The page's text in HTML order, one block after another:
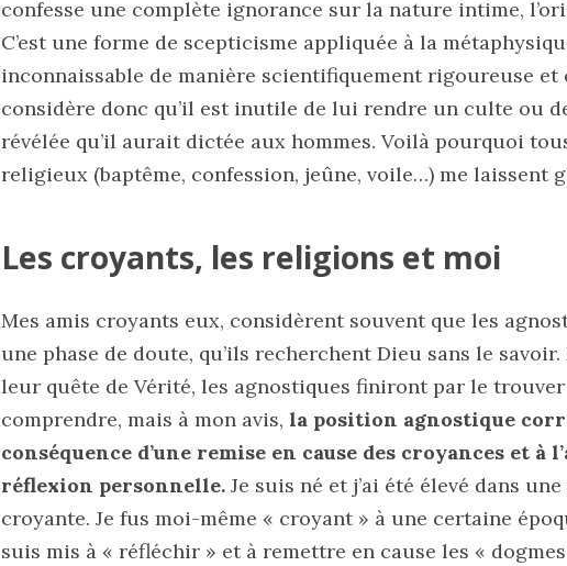
confesse une complète ignorance sur la nature intime,
C’est une forme de scepticisme appliquée à la
inconnaissable de manière scientifiquement rigoureuse et
considère donc qu’il est inutile de lui rendre un culte ou
révélée qu’il aurait dictée aux hommes. Voilà pourquoi
religieux (baptême, confession, jeûne, voile…) me laissent
Les croyants, les religions et moi
Mes amis croyants eux, considèrent souvent que les
une phase de doute, qu’ils recherchent Dieu sans le
leur quête de Vérité, les agnostiques finiront par le
comprendre, mais à mon avis, la position agnostique
conséquence d’une remise en cause des croyances et à
réflexion personnelle.Je suis né et j’ai été élevé dans
croyante. Je fus moi-même « croyant » à une certaine
suis mis à « réfléchir » et à remettre en cause les «